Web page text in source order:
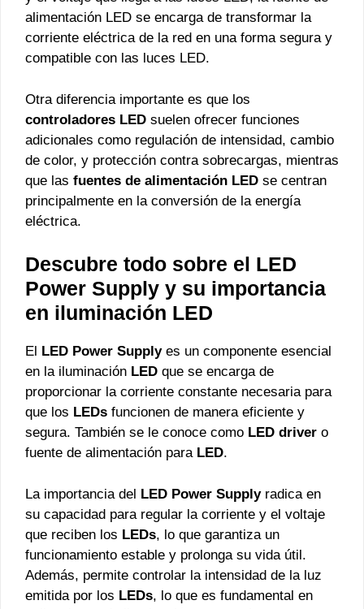
alimentación LED se encarga de transformar la
corriente eléctrica de la red en una forma segura y
compatible con las luces LED.
Otra diferencia importante es que los
controladores LED suelen ofrecer funciones
adicionales como regulación de intensidad, cambio
de color, y protección contra sobrecargas, mientras
que las fuentes de alimentación LED se centran
principalmente en la conversión de la energía
eléctrica.
Descubre todo sobre el LED
Power Supply y su importancia
en iluminación LED
El LED Power Supplyes un componente esencial
en la iluminación LED que se encarga de
proporcionar la corriente constante necesaria para
que los LEDs funcionen de manera eficiente y
segura. También se le conoce como LED driver o
fuente de alimentación para LED.
La importancia del LED Power Supplyradica en
su capacidad para regular la corriente y el voltaje
que reciben los LEDs, lo que garantiza un
funcionamiento estable y prolonga su vida útil.
Además, permite controlar la intensidad de la luz
emitida por los LEDs, lo que es fundamental en